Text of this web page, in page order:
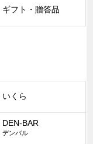
ギフト・贈答品
いくら
DEN-BAR
デンバル